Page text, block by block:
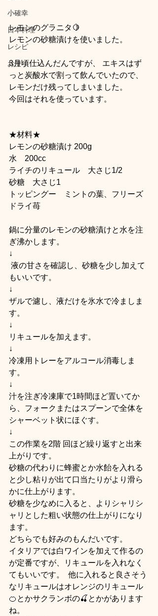
小確幸
日本料理
レシピ
お便り
レモンのグラニタ🍋
レモンの砂糖漬けを使いました。
3月頃仕込んだんですが、 エキスはず
っと炭酸水で割って飲んでいたので、
レモンだけ残ってしまいました。
今回はそれを使っています。
★材料★
レモンの砂糖漬け 200g
水　200cc
ライチのリキュール　大さじ1/2
砂糖　大さじ1
トッピングー　ミントの葉、フリーズ
ドライ苺
鍋に分量のレモンの砂糖漬けと水を注
ぎ沸かします。
↓
もいいです。
↓
ザルで濾し、液だけを氷水で冷ましま
す。
↓
リキュールを加えます。
↓
冷凍用トレーをアルコール消毒しま
す。
↓
汁を注ぎ冷凍庫で1時間ほど置いてか
ら、フォークまたはスプーンで全体を
シャーベット状にほぐす。
↓
この作業を2階 回ほど繰り返すと出来
上がりです。
砂糖の代わりに蜂蜜とか水飴を入れる
と少し粘りが出て口当たりがより滑ら
かに仕上がります。
砂糖を少なめに入ると、よりシャリシ
ャリとした粗い状態の仕上がりになり
ます。
どちらでも好みのもんだいです。
イタリアでは白ワインを加えて作るの
が定番ですが、リキュールを入れなく
てもいいです。  他に入れると良さそう
なリキュールはオレンジのリキュール
🍊とかサクランボの🍒とかがあります
ね。